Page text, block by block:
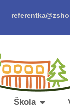
Škola